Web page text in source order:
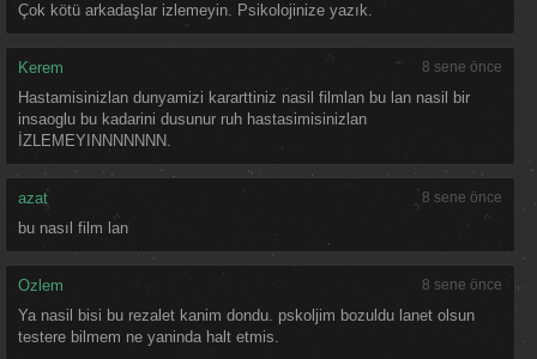
Çok kötü arkadaşlar izlemeyin. Psikolojinize yazık.
Kerem 8 sene önce
Hastamisinizlan dunyamizi kararttiniz nasil filmlan bu lan nasil bir
insaoglu bu kadarini dusunur ruh hastasimisinizlan
İZLEMEYINNNNNNN.
azat 8 sene önce
bu nasıl film lan
Ozlem 8 sene önce
Ya nasil bisi bu rezalet kanim dondu. pskoljim bozuldu lanet olsun
testere bilmem ne yaninda halt etmis.